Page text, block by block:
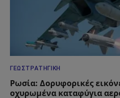
ΓΕΩΣΤΡΑΤΗΓΙΚΉ
Ρωσία: Δορυφορικές
οχυρωμένα καταφύγια